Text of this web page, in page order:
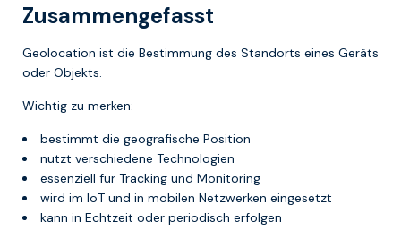
Zusammengefasst
Geolocation ist die Bestimmung des Standorts eines Geräts
oder Objekts.
Wichtig zu merken:
bestimmt die geografische Position
nutzt verschiedene Technologien
essenziell für Tracking und Monitoring
wird im IoT und in mobilen Netzwerken eingesetzt
kann in Echtzeit oder periodisch erfolgen